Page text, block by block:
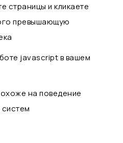
страницы и кликаете
превышающую
javascript в вашем
на поведение